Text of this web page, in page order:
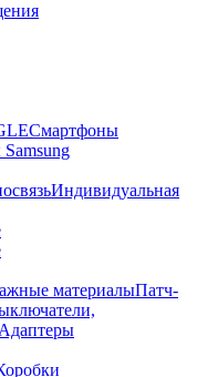
Смартфоны
Индивидуальная
материалыПатч-
Адаптеры